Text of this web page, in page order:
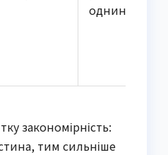
однини
закономірність:
тим сильніше